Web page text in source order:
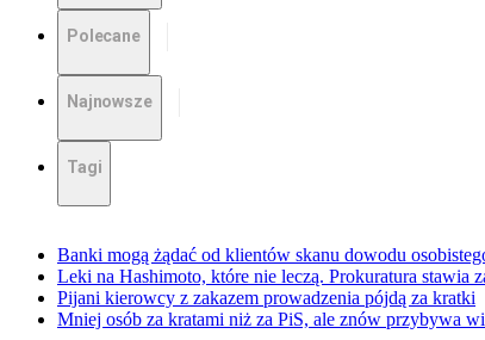
Polecane
Najnowsze
Tagi
Banki mogą żądać od klientów skanu dowodu
Leki na Hashimoto, które nie leczą. Prokuratura stawia
Pijani kierowcy z zakazem prowadzenia pójdą za kratki
Mniej osób za kratami niż za PiS, ale znów przybywa